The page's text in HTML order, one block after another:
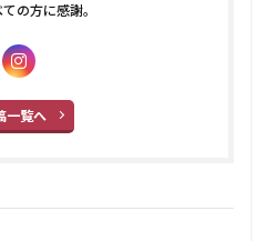
の方に感謝。
一覧へ